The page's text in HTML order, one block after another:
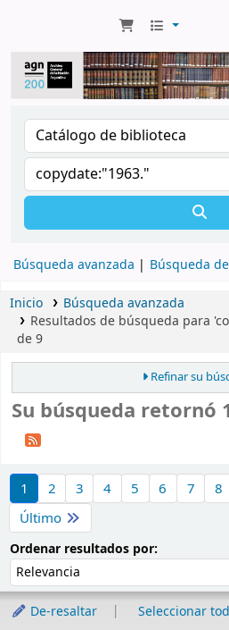
Búsqueda avanzada Búsqueda
Inicio
Búsqueda avanzada
Resultados de búsqueda para
de 9
Refinar su
Su búsqueda retornó
1
2 3 4 5 6 7 8
Último
Ordenar resultados por:
De-resaltar Seleccionar